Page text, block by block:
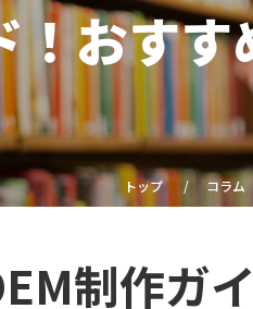
！おすす
トップ コラム
制作ガ